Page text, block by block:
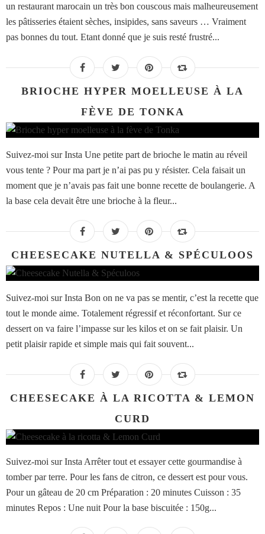
un restaurant marocain un très bon couscous mais malheureusement
les pâtisseries étaient sèches, insipides, sans saveurs … Vraiment
pas bonnes du tout. Etant donné que je suis resté frustré...
BRIOCHE HYPER MOELLEUSE À LA
FÈVE DE TONKA
Suivez-moi sur Insta Une petite part de brioche le matin au réveil
vous tente ? Pour ma part je n’ai pas pu y résister. Cela faisait un
moment que je n’avais pas fait une bonne recette de boulangerie. A
la base cela devait être une brioche à la fleur...
CHEESECAKE NUTELLA & SPÉCULOOS
Suivez-moi sur Insta Bon on ne va pas se mentir, c’est la recette que
tout le monde aime. Totalement régressif et réconfortant. Sur ce
dessert on va faire l’impasse sur les kilos et on se fait plaisir. Un
petit plaisir rapide et simple mais qui fait souvent...
CHEESECAKE À LA RICOTTA & LEMON
CURD
Suivez-moi sur Insta Arrêter tout et essayer cette gourmandise à
tomber par terre. Pour les fans de citron, ce dessert est pour vous.
Pour un gâteau de 20 cm Préparation : 20 minutes Cuisson : 35
minutes Repos : Une nuit Pour la base biscuitée : 150g...